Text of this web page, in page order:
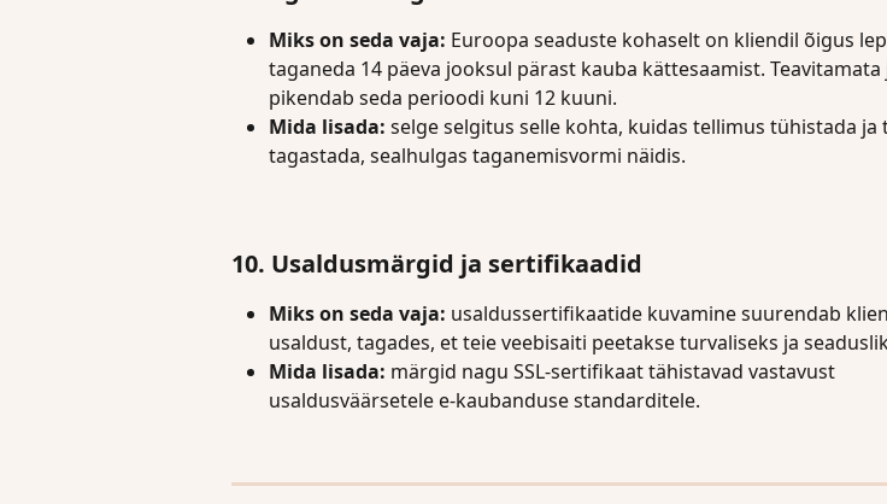
Miks on seda vaja: Euroopa seaduste kohaselt on kliendil õigus
taganeda 14 päeva jooksul pärast kauba kättesaamist.
pikendab seda perioodi kuni 12 kuuni.
Mida lisada: selge selgitus selle kohta, kuidas tellimus tühistada ja
tagastada, sealhulgas taganemisvormi näidis.
10. Usaldusmärgid ja sertifikaadid
Miks on seda vaja: usaldussertifikaatide kuvamine suurendab
usaldust, tagades, et teie veebisaiti peetakse turvaliseks ja
Mida lisada: märgid nagu SSL-sertifikaat tähistavad vastavust
usaldusväärsetele e-kaubanduse standarditele.